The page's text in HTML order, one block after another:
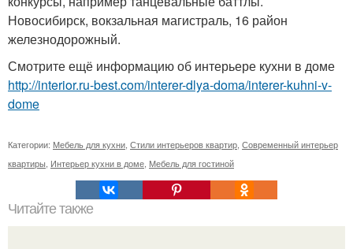
Новосибирск, вокзальная магистраль, 16 район
железнодорожный.
Смотрите ещё информацию об интерьере кухни в доме
http://interior.ru-best.com/interer-dlya-doma/interer-kuhni-v-
dome
Категории: Мебель для кухни Стили интерьеров квартир Современный интерьер
квартиры Интерьер кухни в доме Мебель для гостиной
Читайте также